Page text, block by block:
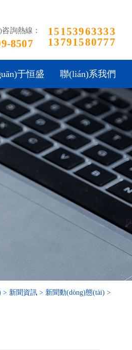
詢熱線：
8507
15153963333
13791580777
于恒盛 聯(lián)系我們
> 新聞資訊 > 新聞動(dòng)態(tài) >